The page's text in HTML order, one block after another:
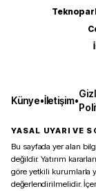
Künye•İletişim•
YASAL UYARI VE
Bu sayfada yer alan
değildir. Yatırım
göre yetkili kurumlarla
değerlendirilmelidir.